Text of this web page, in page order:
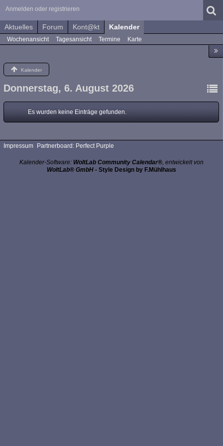
Anmelden oder registrieren
Aktuelles Forum Kont@kt Kalender
Wochenansicht Tagesansicht Termine Karte
Kalender
Donnerstag, 6. August 2026
Es wurden keine Einträge gefunden.
Impressum Partnerboard: Perfect Purple
Kalender-Software: WoltLab Community Calendar®, entwickelt von
WoltLab® GmbH